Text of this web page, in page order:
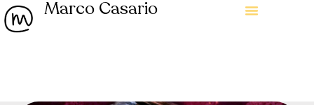
Marco Casario